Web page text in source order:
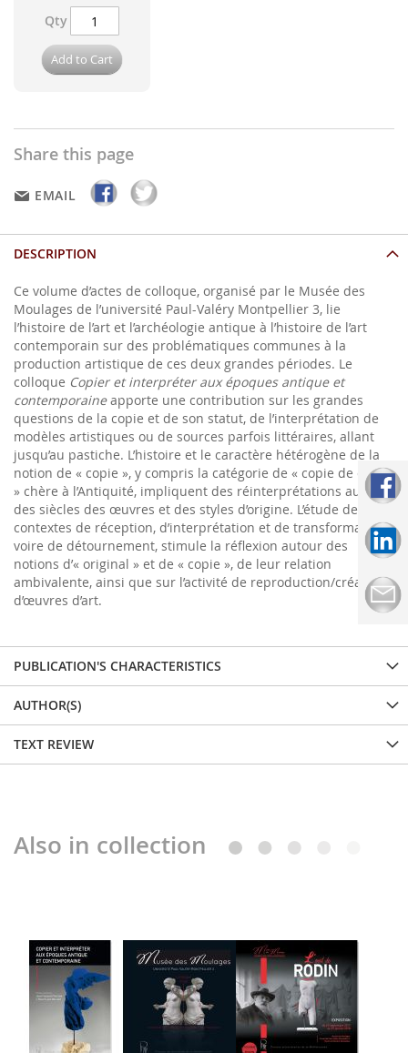
Qty
Add to Cart
Share this page
EMAIL
DESCRIPTION
Ce volume d’actes de colloque, organisé par le Musée des
Moulages de l’université Paul-Valéry Montpellier 3, lie
l’histoire de l’art et l’archéologie antique à l’histoire de l’art
contemporain sur des problématiques communes à la
production artistique de ces deux grandes périodes. Le
colloque Copier et interpréter aux époques antique et
contemporaineapporte une contribution sur les grandes
questions de la copie et de son statut, de l’interprétation de
modèles artistiques ou de sources parfois littéraires, allant
jusqu’au pastiche. L’histoire et le caractère hétérogène de la
notion de « copie », y compris la catégorie de « copie de copie
» chère à l’Antiquité, impliquent des réinterprétations au fil
des siècles des œuvres et des styles d’origine. L’étude des
contextes de réception, d’interprétation et de transformation,
voire de détournement, stimule la réflexion autour des
notions d’« original » et de « copie », de leur relation
ambivalente, ainsi que sur l’activité de reproduction/création
d’œuvres d’art.
PUBLICATION'S CHARACTERISTICS
AUTHOR(S)
TEXT REVIEW
Also in collection